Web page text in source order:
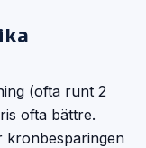
(ofta runt 2
ofta bättre.
kronbesparingen